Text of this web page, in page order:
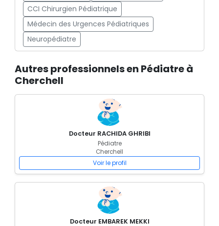
CCI Chirurgien Pédiatrique
Médecin des Urgences Pédiatriques
Neuropédiatre
Autres professionnels en Pédiatre à
Cherchell
Docteur RACHIDA GHRIBI
Pédiatre
Cherchell
Voir le profil
Docteur EMBAREK MEKKI